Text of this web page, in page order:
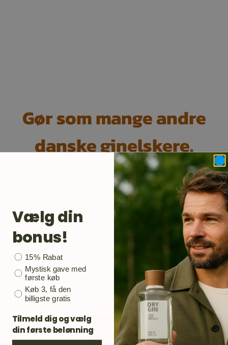
Gør som mange andre
danske ginelskere.
TILMELD DIG KUNDEKLUBBEN
Din email er adgangen til opdateringer på
ginmarkedet. Ugens flaske, nye gin,
ginsmaginger og meget andet.
Email
Mobil
Tilmeld
Vælg din
bonus!
Bonusgave
15% Rabat
Mystisk gave med
første køb
Køb 3, få den
billigste gratis
Tilmeld dig og vælg
din første belønning